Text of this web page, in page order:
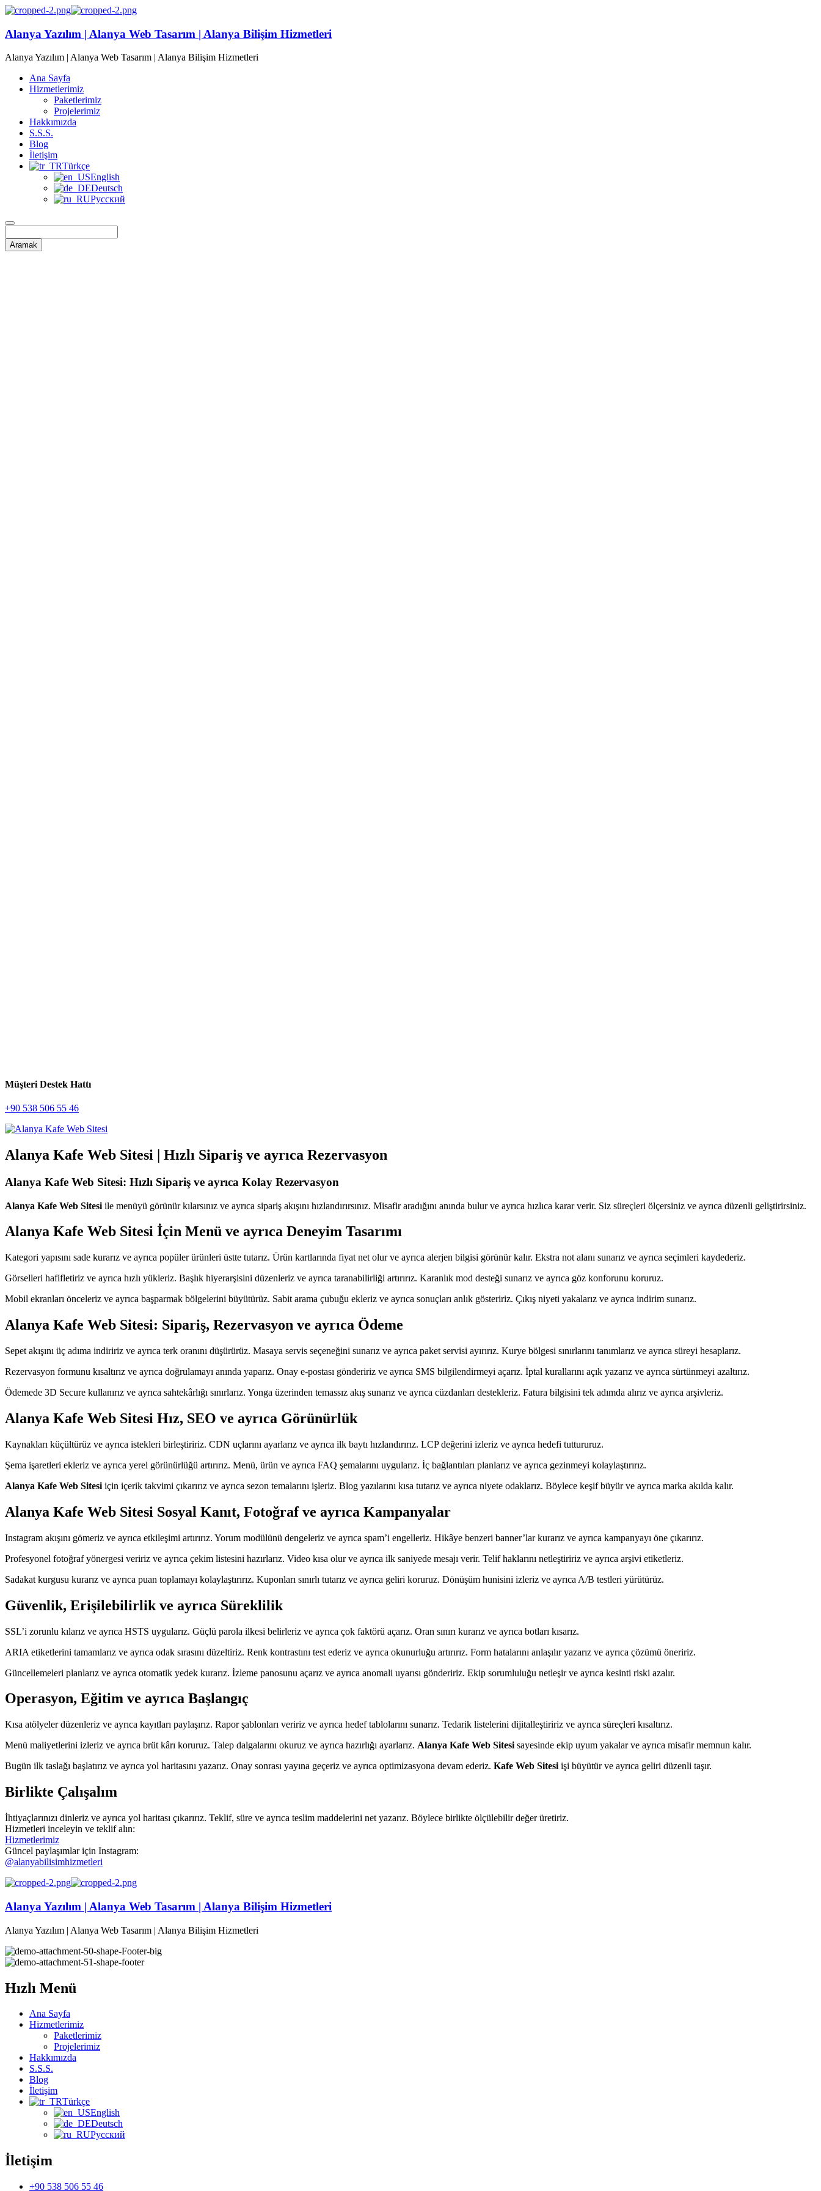
Alanya Yazılım | Alanya Web Tasarım | Alanya Bilişim Hizmetleri
Alanya Yazılım | Alanya Web Tasarım | Alanya Bilişim Hizmetleri
Ana Sayfa
Hizmetlerimiz
Paketlerimiz
Projelerimiz
Hakkımızda
S.S.S.
Blog
İletişim
Türkçe
English
Deutsch
Русский
Müşteri Destek Hattı
+90 538 506 55 46
Alanya Kafe Web Sitesi | Hızlı Sipariş ve ayrıca Rezervasyon
Alanya Kafe Web Sitesi: Hızlı Sipariş ve ayrıca Kolay Rezervasyon
Alanya Kafe Web Sitesi ile menüyü görünür kılarsınız ve ayrıca sipariş akışını hızlandırırsınız. Misafir aradığını anında bulur ve ayrıca hızlıca karar verir. Siz süreçleri ölçersiniz ve ayrıca düzenli geliştirirsiniz.
Alanya Kafe Web Sitesi İçin Menü ve ayrıca Deneyim Tasarımı
Kategori yapısını sade kurarız ve ayrıca popüler ürünleri üstte tutarız. Ürün kartlarında fiyat net olur ve ayrıca alerjen bilgisi görünür kalır. Ekstra not alanı sunarız ve ayrıca seçimleri kaydederiz.
Görselleri hafifletiriz ve ayrıca hızlı yükleriz. Başlık hiyerarşisini düzenleriz ve ayrıca taranabilirliği artırırız. Karanlık mod desteği sunarız ve ayrıca göz konforunu koruruz.
Mobil ekranları önceleriz ve ayrıca başparmak bölgelerini büyütürüz. Sabit arama çubuğu ekleriz ve ayrıca sonuçları anlık gösteririz. Çıkış niyeti yakalarız ve ayrıca indirim sunarız.
Alanya Kafe Web Sitesi: Sipariş, Rezervasyon ve ayrıca Ödeme
Sepet akışını üç adıma indiririz ve ayrıca terk oranını düşürürüz. Masaya servis seçeneğini sunarız ve ayrıca paket servisi ayırırız. Kurye bölgesi sınırlarını tanımlarız ve ayrıca süreyi hesaplarız.
Rezervasyon formunu kısaltırız ve ayrıca doğrulamayı anında yaparız. Onay e-postası göndeririz ve ayrıca SMS bilgilendirmeyi açarız. İptal kurallarını açık yazarız ve ayrıca sürtünmeyi azaltırız.
Ödemede 3D Secure kullanırız ve ayrıca sahtekârlığı sınırlarız. Yonga üzerinden temassız akış sunarız ve ayrıca cüzdanları destekleriz. Fatura bilgisini tek adımda alırız ve ayrıca arşivleriz.
Alanya Kafe Web Sitesi Hız, SEO ve ayrıca Görünürlük
Kaynakları küçültürüz ve ayrıca istekleri birleştiririz. CDN uçlarını ayarlarız ve ayrıca ilk baytı hızlandırırız. LCP değerini izleriz ve ayrıca hedefi tuttururuz.
Şema işaretleri ekleriz ve ayrıca yerel görünürlüğü artırırız. Menü, ürün ve ayrıca FAQ şemalarını uygularız. İç bağlantıları planlarız ve ayrıca gezinmeyi kolaylaştırırız.
Alanya Kafe Web Sitesi için içerik takvimi çıkarırız ve ayrıca sezon temalarını işleriz. Blog yazılarını kısa tutarız ve ayrıca niyete odaklarız. Böylece keşif büyür ve ayrıca marka akılda kalır.
Alanya Kafe Web Sitesi Sosyal Kanıt, Fotoğraf ve ayrıca Kampanyalar
Instagram akışını gömeriz ve ayrıca etkileşimi artırırız. Yorum modülünü dengeleriz ve ayrıca spam’i engelleriz. Hikâye benzeri banner’lar kurarız ve ayrıca kampanyayı öne çıkarırız.
Profesyonel fotoğraf yönergesi veririz ve ayrıca çekim listesini hazırlarız. Video kısa olur ve ayrıca ilk saniyede mesajı verir. Telif haklarını netleştiririz ve ayrıca arşivi etiketleriz.
Sadakat kurgusu kurarız ve ayrıca puan toplamayı kolaylaştırırız. Kuponları sınırlı tutarız ve ayrıca geliri koruruz. Dönüşüm hunisini izleriz ve ayrıca A/B testleri yürütürüz.
Güvenlik, Erişilebilirlik ve ayrıca Süreklilik
SSL’i zorunlu kılarız ve ayrıca HSTS uygularız. Güçlü parola ilkesi belirleriz ve ayrıca çok faktörü açarız. Oran sınırı kurarız ve ayrıca botları kısarız.
ARIA etiketlerini tamamlarız ve ayrıca odak sırasını düzeltiriz. Renk kontrastını test ederiz ve ayrıca okunurluğu artırırız. Form hatalarını anlaşılır yazarız ve ayrıca çözümü öneririz.
Güncellemeleri planlarız ve ayrıca otomatik yedek kurarız. İzleme panosunu açarız ve ayrıca anomali uyarısı göndeririz. Ekip sorumluluğu netleşir ve ayrıca kesinti riski azalır.
Operasyon, Eğitim ve ayrıca Başlangıç
Kısa atölyeler düzenleriz ve ayrıca kayıtları paylaşırız. Rapor şablonları veririz ve ayrıca hedef tablolarını sunarız. Tedarik listelerini dijitalleştiririz ve ayrıca süreçleri kısaltırız.
Menü maliyetlerini izleriz ve ayrıca brüt kârı koruruz. Talep dalgalarını okuruz ve ayrıca hazırlığı ayarlarız. Alanya Kafe Web Sitesi sayesinde ekip uyum yakalar ve ayrıca misafir memnun kalır.
Bugün ilk taslağı başlatırız ve ayrıca yol haritasını yazarız. Onay sonrası yayına geçeriz ve ayrıca optimizasyona devam ederiz. Kafe Web Sitesi işi büyütür ve ayrıca geliri düzenli taşır.
Birlikte Çalışalım
İhtiyaçlarınızı dinleriz ve ayrıca yol haritası çıkarırız. Teklif, süre ve ayrıca teslim maddelerini net yazarız. Böylece birlikte ölçülebilir değer üretiriz.
Hizmetleri inceleyin ve teklif alın:
Hizmetlerimiz
Güncel paylaşımlar için Instagram:
@alanyabilisimhizmetleri
Alanya Yazılım | Alanya Web Tasarım | Alanya Bilişim Hizmetleri
Alanya Yazılım | Alanya Web Tasarım | Alanya Bilişim Hizmetleri
Hızlı Menü
Ana Sayfa
Hizmetlerimiz
Paketlerimiz
Projelerimiz
Hakkımızda
S.S.S.
Blog
İletişim
Türkçe
English
Deutsch
Русский
İletişim
+90 538 506 55 46